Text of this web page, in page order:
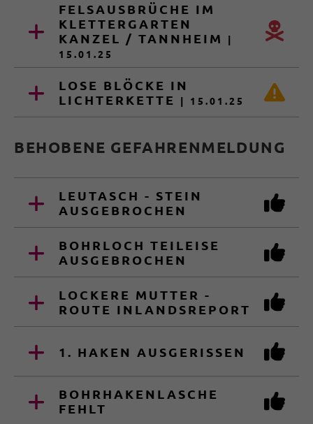
FELSAUSBRÜCHE IM
KLETTERGARTEN
KANZEL / TANNHEIM
|
15.01.25
LOSE BLÖCKE IN
LICHTERKETTE
| 15.01.25
BEHOBENE GEFAHRENMELDUNG
LEUTASCH - STEIN
AUSGEBROCHEN
BOHRLOCH TEILEISE
AUSGEBROCHEN
LOCKERE MUTTER -
ROUTE INLANDSREPORT
1. HAKEN AUSGERISSEN
BOHRHAKENLASCHE
FEHLT